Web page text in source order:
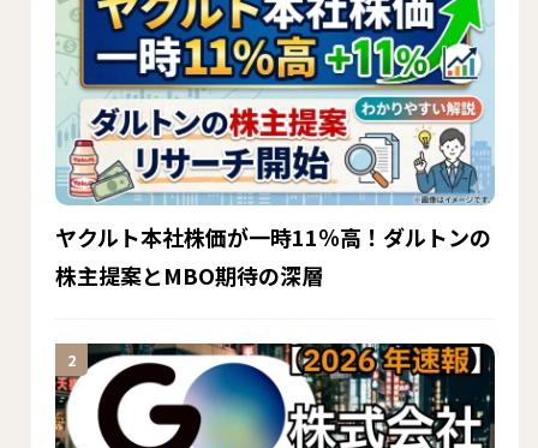
ヤクルト本社株価が一時11％高！ダルトンの
株主提案とMBO期待の深層